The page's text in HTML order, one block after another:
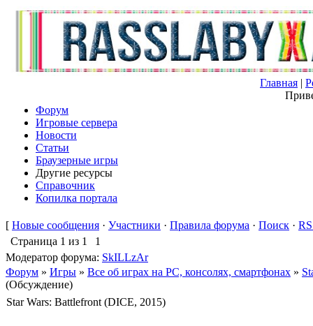
Главная |
Форум
Игровые сервера
Новости
Статьи
Браузерные игры
Другие ресурсы
Справочник
Копилка портала
[ Новые сообщения · Участники · Правила форума · Поиск ·
Страница 1 из 1
1
Модератор форума: SkILLzAr
Форум » Игры » Все об играх на PC, консолях, смартфонах »
(Обсуждение)
Star Wars: Battlefront (DICE, 2015)